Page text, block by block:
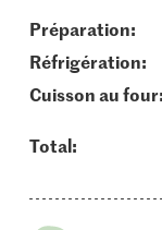
Préparation:
réfrigération:
cuisson au four:
Total: